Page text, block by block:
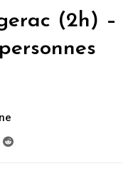
(2h) –